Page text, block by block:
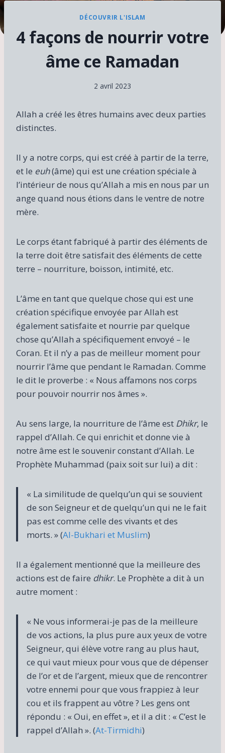
DÉCOUVRIR L'ISLAM
4 façons de nourrir votre
âme ce Ramadan
2 avril 2023
Allah a créé les êtres humains avec deux parties
distinctes.
Il y a notre corps, qui est créé à partir de la terre,
et le euh(âme) qui est une création spéciale à
l’intérieur de nous qu’Allah a mis en nous par un
ange quand nous étions dans le ventre de notre
mère.
Le corps étant fabriqué à partir des éléments de
la terre doit être satisfait des éléments de cette
terre – nourriture, boisson, intimité, etc.
L’âme en tant que quelque chose qui est une
création spécifique envoyée par Allah est
également satisfaite et nourrie par quelque
chose qu’Allah a spécifiquement envoyé – le
Coran. Et il n’y a pas de meilleur moment pour
nourrir l’âme que pendant le Ramadan. Comme
le dit le proverbe : « Nous affamons nos corps
pour pouvoir nourrir nos âmes ».
Au sens large, la nourriture de l’âme est Dhikr, le
rappel d’Allah. Ce qui enrichit et donne vie à
notre âme est le souvenir constant d’Allah. Le
Prophète Muhammad (paix soit sur lui) a dit :
« La similitude de quelqu’un qui se souvient
de son Seigneur et de quelqu’un qui ne le fait
pas est comme celle des vivants et des
morts. » (Al-Bukhari et Muslim)
Il a également mentionné que la meilleure des
actions est de faire dhikr. Le Prophète a dit à un
autre moment :
« Ne vous informerai-je pas de la meilleure
de vos actions, la plus pure aux yeux de votre
Seigneur, qui élève votre rang au plus haut,
ce qui vaut mieux pour vous que de dépenser
de l’or et de l’argent, mieux que de rencontrer
votre ennemi pour que vous frappiez à leur
cou et ils frappent au vôtre ? Les gens ont
répondu : « Oui, en effet », et il a dit : « C’est le
rappel d’Allah ». (At-Tirmidhi)